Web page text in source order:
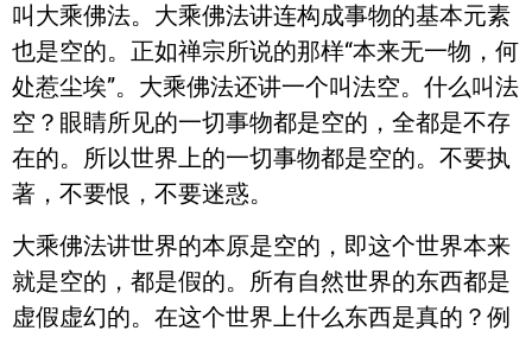
叫大乘佛法。大乘佛法讲连构成事物的基本元素
也是空的。正如禅宗所说的那样“本来无一物，何
处惹尘埃”。大乘佛法还讲一个叫法空。什么叫法
空？眼睛所见的一切事物都是空的，全都是不存
在的。所以世界上的一切事物都是空的。不要执
著，不要恨，不要迷惑。
大乘佛法讲世界的本原是空的，即这个世界本来
就是空的，都是假的。所有自然世界的东西都是
虚假虚幻的。在这个世界上什么东西是真的？例